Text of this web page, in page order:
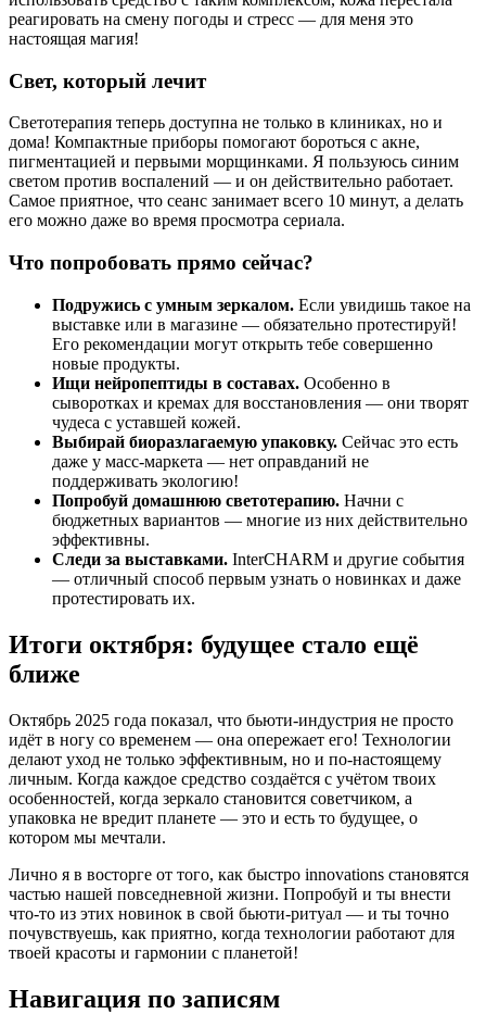
реагировать на смену погоды и стресс — для меня это
настоящая магия!
Свет, который лечит
Светотерапия теперь доступна не только в клиниках, но и
дома! Компактные приборы помогают бороться с акне,
пигментацией и первыми морщинками. Я пользуюсь синим
светом против воспалений — и он действительно работает.
Самое приятное, что сеанс занимает всего 10 минут, а делать
его можно даже во время просмотра сериала.
Что попробовать прямо сейчас?
Подружись с умным зеркалом. Если увидишь такое на
выставке или в магазине — обязательно протестируй!
Его рекомендации могут открыть тебе совершенно
новые продукты.
Ищи нейропептиды в составах. Особенно в
сыворотках и кремах для восстановления — они творят
чудеса с уставшей кожей.
Выбирай биоразлагаемую упаковку. Сейчас это есть
даже у масс-маркета — нет оправданий не
поддерживать экологию!
Попробуй домашнюю светотерапию. Начни с
бюджетных вариантов — многие из них действительно
эффективны.
Следи за выставками. InterCHARM и другие события
— отличный способ первым узнать о новинках и даже
протестировать их.
Итоги октября: будущее стало ещё
ближе
Октябрь 2025 года показал, что бьюти-индустрия не просто
идёт в ногу со временем — она опережает его! Технологии
делают уход не только эффективным, но и по-настоящему
личным. Когда каждое средство создаётся с учётом твоих
особенностей, когда зеркало становится советчиком, а
упаковка не вредит планете — это и есть то будущее, о
котором мы мечтали.
Лично я в восторге от того, как быстро innovations становятся
частью нашей повседневной жизни. Попробуй и ты внести
что-то из этих новинок в свой бьюти-ритуал — и ты точно
почувствуешь, как приятно, когда технологии работают для
твоей красоты и гармонии с планетой!
Навигация по записям